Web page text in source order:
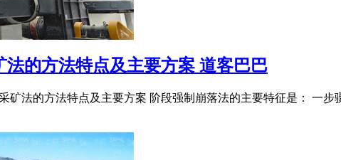
法的方法特点及主要方案 道客巴巴
矿法的方法特点及主要方案 阶段强制崩落法的主要特征是： 一